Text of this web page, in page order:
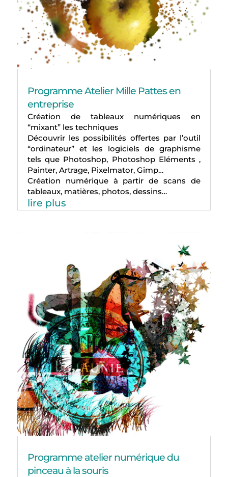
Programme Atelier Mille Pattes en
entreprise
Création de tableaux numériques en
“mixant” les techniques
Découvrir les possibilités offertes par l’outil
“ordinateur” et les logiciels de graphisme
tels que Photoshop, Photoshop Eléments ,
Painter, Artrage, Pixelmator, Gimp…
Création numérique à partir de scans de
tableaux, matières, photos, dessins…
lire plus
Programme atelier numérique du
pinceau à la souris